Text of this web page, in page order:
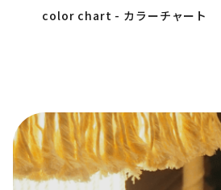
color chart - カラーチャート